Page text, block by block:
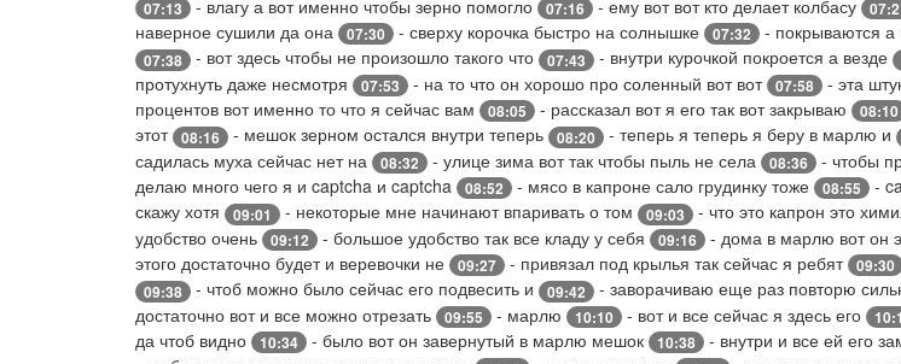
07:13 - влагу а вот именно чтобы зерно помогло 07:16 - ему вот вот кто делает колбасу
наверное сушили да она
07:30 - сверху корочка быстро на солнышке 07:32 - покрываются а
07:38 - вот здесь чтобы не произошло такого что 07:43 - внутри курочкой покроется а везде
протухнуть даже несмотря
07:53 - на то что он хорошо про соленный вот вот 07:58 - эта
процентов вот именно то что я сейчас вам
08:05 - рассказал вот я его так вот закрываю 08:10
этот 08:16 - мешок зерном остался внутри теперь 08:20 - теперь я теперь я беру в марлю и
садилась муха сейчас нет на
08:32 - улице зима вот так чтобы пыль не села 08:36 - чтобы
делаю много чего я и captcha и captcha
08:52 - мясо в капроне сало грудинку тоже 08:55 -
скажу хотя
09:01 - некоторые мне начинают впаривать о том 09:03 - что это капрон это
удобство очень
09:12 - большое удобство так все кладу у себя 09:16 - дома в марлю вот он
этого достаточно будет и веревочки не
09:27 - привязал под крылья так сейчас я ребят 09:30
09:38 - чтоб можно было сейчас его подвесить и 09:42 - заворачиваю еще раз повторю
достаточно вот и все можно отрезать
09:55 - марлю 10:10 - вот и все сейчас я здесь его
да чтоб видно
10:34 - было вот он завернутый в марлю мешок 10:38 - внутри и все ей его